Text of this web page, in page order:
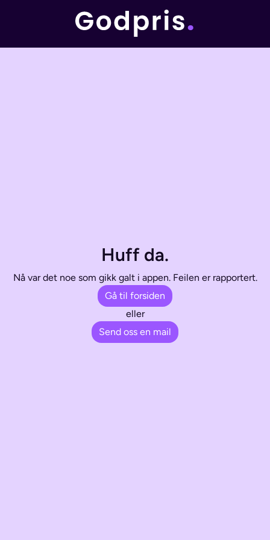
Huff da.
Nå var det noe som gikk galt i appen. Feilen er rapportert.
Gå til forsiden
eller
Send oss en mail